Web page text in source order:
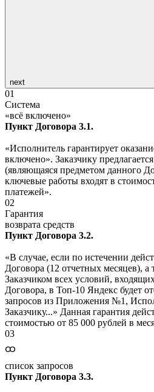
next
01
Система
«всё включено»
Пункт Договора 3.1.
«Исполнитель гарантирует
включено». Заказчику
(являющаяся предметом данного
ключевые работы входят в
платежей».
02
Гарантия
возврата средств
Пункт Договора 3.2.
«В случае, если по истечении
Договора (12 отчетных месяцев),
Заказчиком всех условий,
Договора, в Топ-10 Яндекс будет
запросов из Приложения №1,
Заказчику...» Данная гарантия
стоимостью от 85 000 рублей в
03
ထ
список запросов
Пункт Договора 3.3.